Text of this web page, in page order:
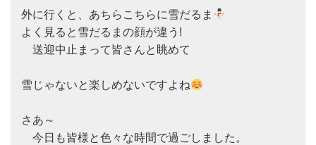
外に行くと、あちらこちらに雪だるま
よく見ると雪だるまの顔が違う!
送迎中止まって皆さんと眺めて
雪じゃないと楽しめないですよね
さあ～
今日も皆様と色々な時間で過ごしました。